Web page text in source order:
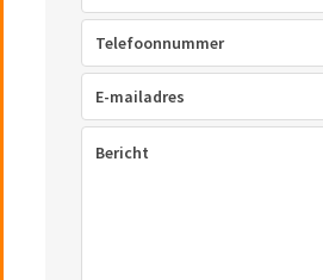
Telefoon
mailadres(Vereist)